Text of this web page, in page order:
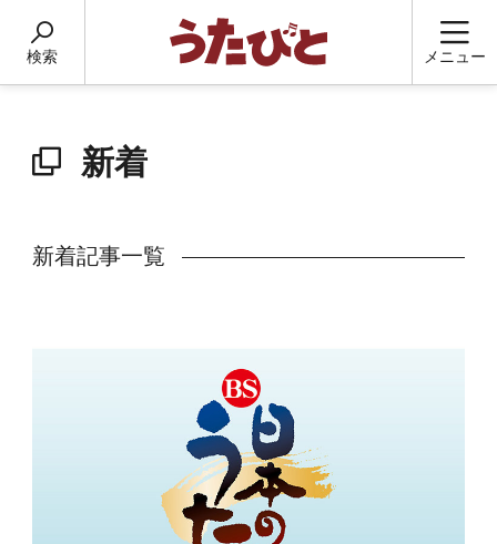
検索 メニュー
新着
新着記事一覧